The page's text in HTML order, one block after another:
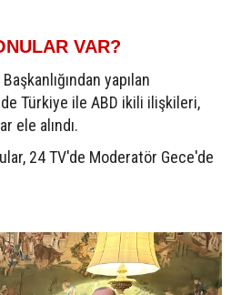
VAR?
yapılan
Türkiye ile ABD ikili ilişkileri,
ele alındı.
24 TV'de Moderatör Gece'de